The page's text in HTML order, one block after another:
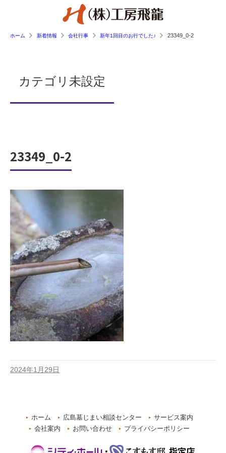
ホーム 新着情報 会社行事 新年1回目のお行でした♪ 23349_0-2
カテゴリ未設定
23349_0-2
2024年1月29日
ホーム 広島墓じまい相談センター
サービス案内
会社案内
お問い合わせ プライバシーポリシー